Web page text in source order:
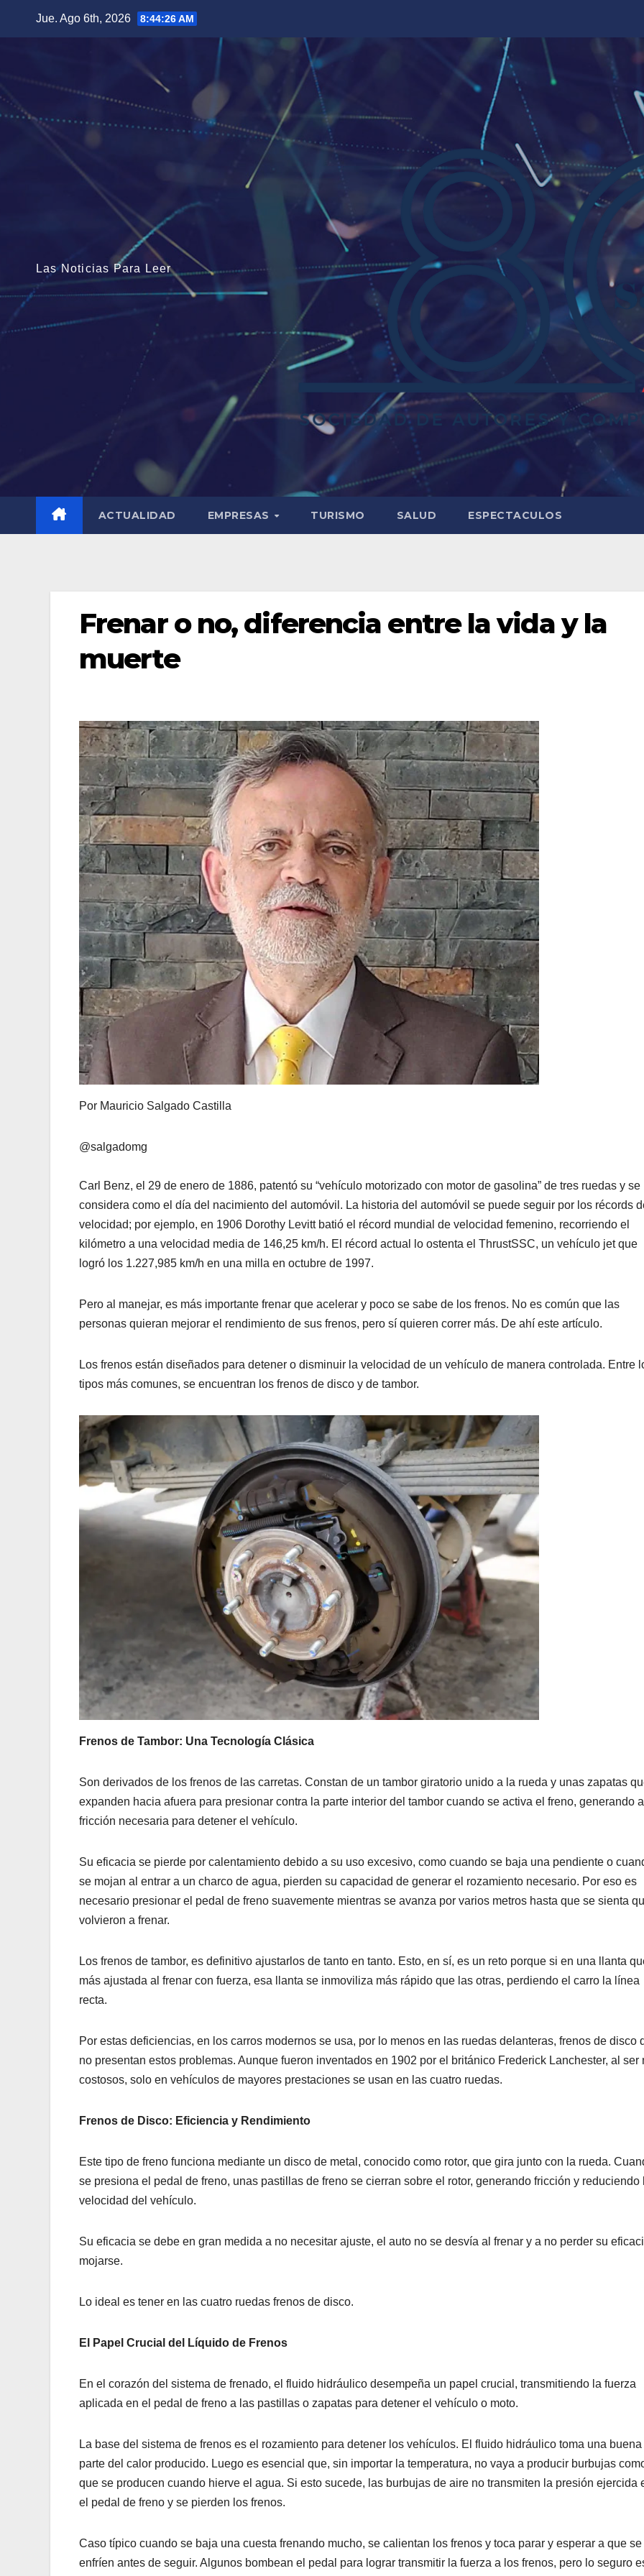
Jue. Ago 6th, 2026 8:44:28 AM
Las Noticias Para Leer
ACTUALIDAD EMPRESAS TURISMO SALUD ESPECTACULOS
Frenar o no, diferencia entre la vida y la
muerte
Por Mauricio Salgado Castilla
@salgadomg
Carl Benz, el 29 de enero de 1886, patentó su “vehículo motorizado con motor de gasolina” de tres ruedas y se
considera como el día del nacimiento del automóvil. La historia del automóvil se puede seguir por los récords
velocidad; por ejemplo, en 1906 Dorothy Levitt batió el récord mundial de velocidad femenino, recorriendo el
kilómetro a una velocidad media de 146,25 km/h. El récord actual lo ostenta el ThrustSSC, un vehículo jet que
logró los 1.227,985 km/h en una milla en octubre de 1997.
Pero al manejar, es más importante frenar que acelerar y poco se sabe de los frenos. No es común que las
personas quieran mejorar el rendimiento de sus frenos, pero sí quieren correr más. De ahí este artículo.
Los frenos están diseñados para detener o disminuir la velocidad de un vehículo de manera controlada. Entre
tipos más comunes, se encuentran los frenos de disco y de tambor.
Frenos de Tambor: Una Tecnología Clásica
Son derivados de los frenos de las carretas. Constan de un tambor giratorio unido a la rueda y unas zapatas
expanden hacia afuera para presionar contra la parte interior del tambor cuando se activa el freno, generando
fricción necesaria para detener el vehículo.
Su eficacia se pierde por calentamiento debido a su uso excesivo, como cuando se baja una pendiente o
se mojan al entrar a un charco de agua, pierden su capacidad de generar el rozamiento necesario. Por eso es
necesario presionar el pedal de freno suavemente mientras se avanza por varios metros hasta que se sienta
volvieron a frenar.
Los frenos de tambor, es definitivo ajustarlos de tanto en tanto. Esto, en sí, es un reto porque si en una llanta
más ajustada al frenar con fuerza, esa llanta se inmoviliza más rápido que las otras, perdiendo el carro la línea
recta.
Por estas deficiencias, en los carros modernos se usa, por lo menos en las ruedas delanteras, frenos de disco
no presentan estos problemas. Aunque fueron inventados en 1902 por el británico Frederick Lanchester, al ser
costosos, solo en vehículos de mayores prestaciones se usan en las cuatro ruedas.
Frenos de Disco: Eficiencia y Rendimiento
Este tipo de freno funciona mediante un disco de metal, conocido como rotor, que gira junto con la rueda.
se presiona el pedal de freno, unas pastillas de freno se cierran sobre el rotor, generando fricción y reduciendo
velocidad del vehículo.
Su eficacia se debe en gran medida a no necesitar ajuste, el auto no se desvía al frenar y a no perder su
mojarse.
Lo ideal es tener en las cuatro ruedas frenos de disco.
El Papel Crucial del Líquido de Frenos
En el corazón del sistema de frenado, el fluido hidráulico desempeña un papel crucial, transmitiendo la fuerza
aplicada en el pedal de freno a las pastillas o zapatas para detener el vehículo o moto.
La base del sistema de frenos es el rozamiento para detener los vehículos. El fluido hidráulico toma una buena
parte del calor producido. Luego es esencial que, sin importar la temperatura, no vaya a producir burbujas
que se producen cuando hierve el agua. Si esto sucede, las burbujas de aire no transmiten la presión ejercida
el pedal de freno y se pierden los frenos.
Caso típico cuando se baja una cuesta frenando mucho, se calientan los frenos y toca parar y esperar a que se
enfríen antes de seguir. Algunos bombean el pedal para lograr transmitir la fuerza a los frenos, pero lo seguro